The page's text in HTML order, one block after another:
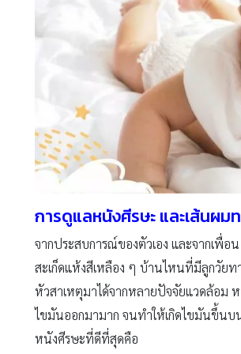
การดูแลหนังศีรษะ และเส้นผม
จากประสบการณ์ของตัวเอง และจากเพื่
สะเก็ดแห้งสีเหลือง ๆ บ้านไหนที่มีลูกวัยท
หัวสาเหตุมาได้จากหลายปัจจัยแวดล้อม
ไขมันออกมามาก จนทำให้เกิดไขมันขึ้นบ
หนังศีรษะที่ดีที่สุดคือ